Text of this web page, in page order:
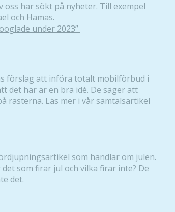
oss har sökt på nyheter. Till exempel
och Hamas.
under 2023”
förslag att införa totalt mobilförbud i
det här är en bra idé. De säger att
rasterna. Läs mer i vår samtalsartikel
som handlar om julen.
som firar jul och vilka firar inte? De
det.